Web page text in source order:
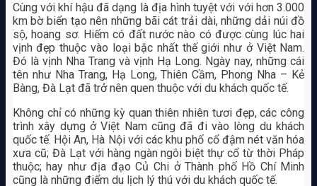
Cùng với khí hậu đã dạng là địa hình tuyệt với với hơn 3.000
km bờ biển tạo nên những bãi cát trải dài, những dải núi đồ
sộ, hoang sơ. Hiếm có đất nước nào có được cùng lúc hai
vịnh đẹp thuộc vào loại bậc nhất thế giới như ở Việt Nam.
Đó là vịnh Nha Trang và vịnh Hạ Long. Ngày nay, những cái
tên như Nha Trang, Hạ Long, Thiên Cầm, Phong Nha – Kẻ
Bàng, Đà Lạt đã trở nên quen thuộc với du khách quốc tế.
Không chỉ có những kỳ quan thiên nhiên tươi đẹp, các công
trình xây dựng ở Việt Nam cũng đã đi vào lòng du khách
quốc tế. Hội An, Hà Nội với các khu phố cổ đậm nét văn hóa
xưa cũ; Đà Lạt với hàng ngàn ngôi biệt thự cổ từ thời Pháp
thuộc; hay như địa đạo Củ Chi ở Thành phố Hồ Chí Minh
cũng là những điểm du lịch lý thú với du khách quốc tế.